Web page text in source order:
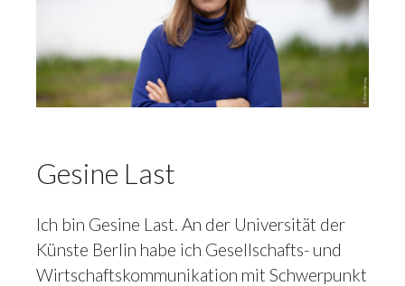
Gesine Last
Ich bin Gesine Last. An der Universität der
Künste Berlin habe ich Gesellschafts- und
Wirtschaftskommunikation mit Schwerpunkt